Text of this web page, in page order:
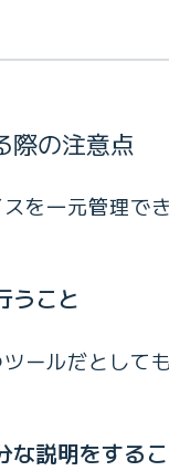
際の注意点
を一元管理で
うこと
ールだとして
説明をする